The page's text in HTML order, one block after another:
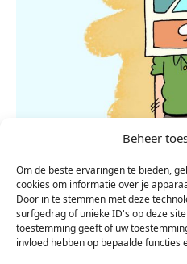
Beheer
Om de beste ervaringen te bieden,
cookies om informatie over je
Door in te stemmen met deze
surfgedrag of unieke ID's op deze
toestemming geeft of uw
invloed hebben op bepaalde functies